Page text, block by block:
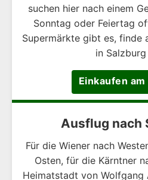
suchen hier nach einem
Sonntag oder Feiertag
Supermärkte gibt es, finde
in
Einkaufen
Ausflug nach
Für die Wiener nach
Osten, für die Kärntner
Heimatstadt von Wolfgang